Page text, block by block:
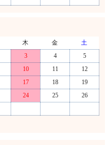
木 金
土
3 4
5
10 11
12
17 18
19
24 25
26